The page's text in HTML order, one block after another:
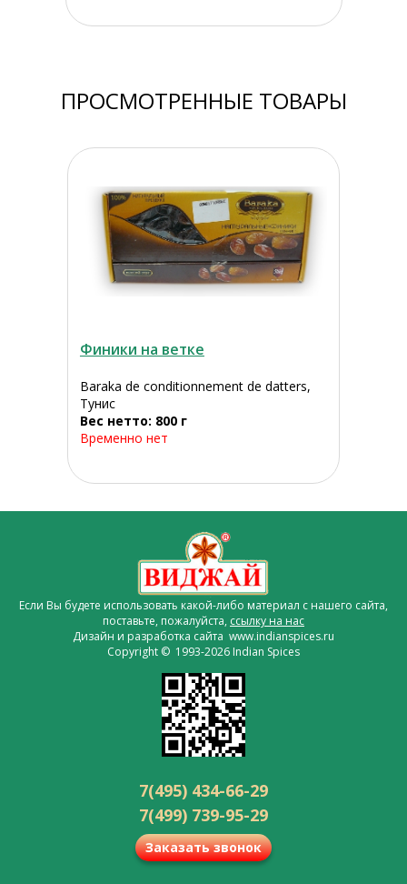
ПРОСМОТРЕННЫЕ ТОВАРЫ
Финики на ветке
Baraka de conditionnement de datters,
Тунис
Вес нетто: 800 г
Временно нет
Если Вы будете использовать какой-либо материал с нашего сайта,
поставьте, пожалуйста, ссылку на нас
Дизайн и разработка сайта www.indianspices.ru
Copyright © 1993-2026 Indian Spices
7(495) 434-66-29
7(499) 739-95-29
Заказать звонок